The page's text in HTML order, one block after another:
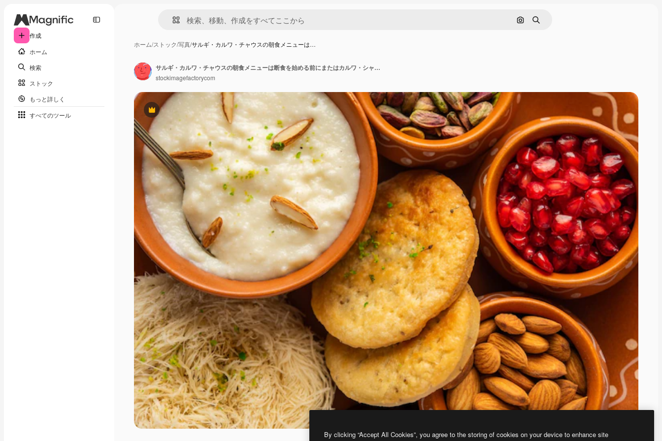
作成
ホーム
検索
ストック
もっと詳しく
すべてのツール
画像で検索
検索
ホーム/ストック/写真/サルギ・カルワ・チャウスの朝食メニューは…
Premium
サルギ・カルワ・チャウスの朝食メニューは断食を始める前にまたはカルワ・シャウスのアップワスインド料理
stockimagefactorycom
By clicking “Accept All Cookies”, you agree to the storing of cookies on your device to enhance site